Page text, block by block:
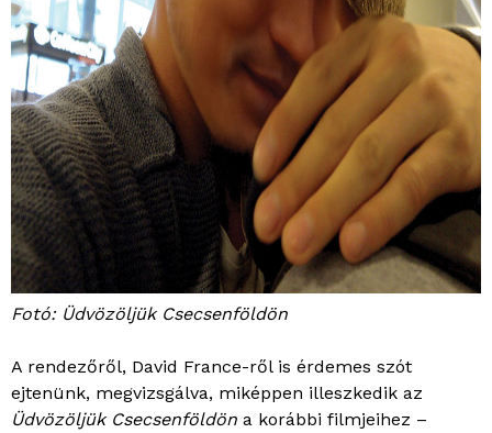
Fotó: Üdvözöljük Csecsenföldön
A rendezőről, David France-ről is érdemes szót
ejtenünk, megvizsgálva, miképpen illeszkedik az
Üdvözöljük Csecsenföldön a korábbi filmjeihez –